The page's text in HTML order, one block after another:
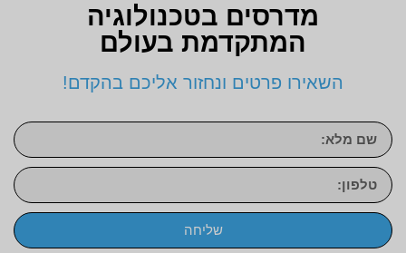
מדרסים בטכנולוגיה
המתקדמת בעולם
השאירו פרטים ונחזור אליכם בהקדם!
שליחה